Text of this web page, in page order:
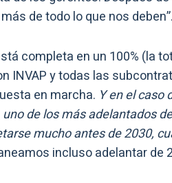
de todo lo que nos
completa en un 100% (la
INVAP y todas las
en marcha. Y en el caso
de los más adelantados
mucho antes de 2030,
incluso adelantar de